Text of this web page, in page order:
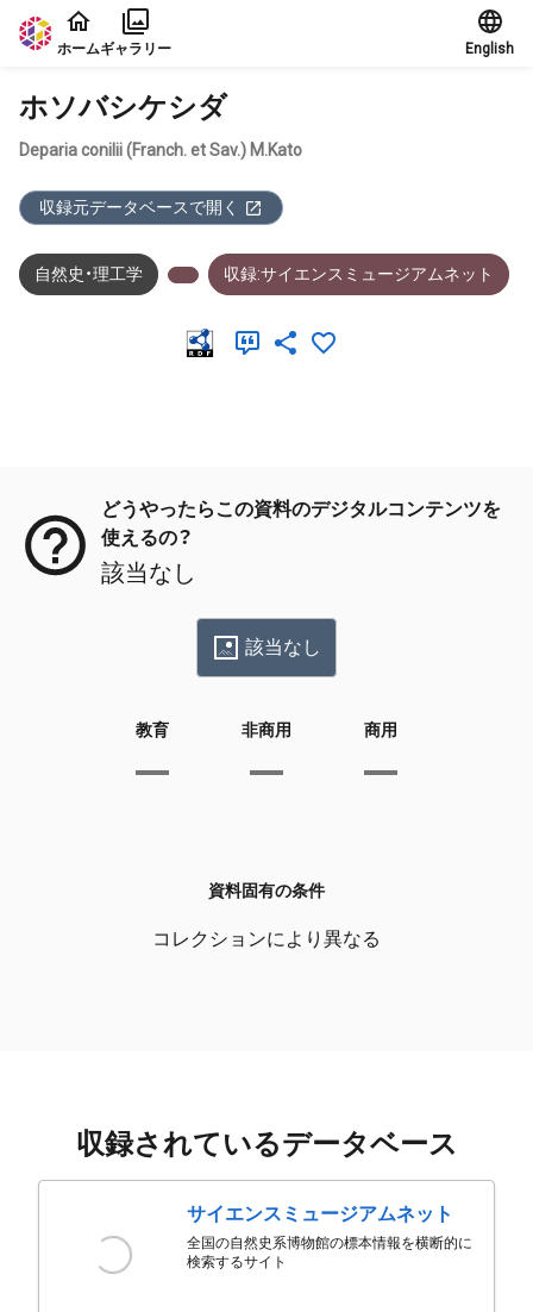
本文に飛ぶ
ホームギャラリー English
ホソバシケシダ
Deparia conilii (Franch. et Sav.) M.Kato
収録元データベースで開く
自然史・理工学 収録:サイエンスミュージアムネット
どうやったらこの資料のデジタルコンテンツを
使えるの？
該当なし
該当なし
教育 非商用 商用
資料固有の条件
コレクションにより異なる
収録されているデータベース
サイエンスミュージアムネット
全国の自然史系博物館の標本情報を横断的に
検索するサイト